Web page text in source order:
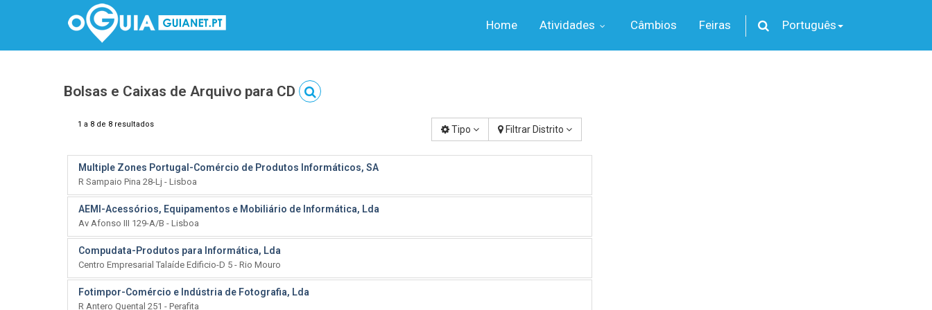
Home Atividades Câmbios Feiras Português
Bolsas e Caixas de Arquivo para CD
1 a 8 de 8 resultados Tipo Filtrar Distrito
Multiple Zones Portugal-Comércio de Produtos Informáticos, SA
R Sampaio Pina 28-Lj - Lisboa
AEMI-Acessórios, Equipamentos e Mobiliário de Informática, Lda
Av Afonso III 129-A/B - Lisboa
Compudata-Produtos para Informática, Lda
Centro Empresarial Talaíde Edificio-D 5 - Rio Mouro
Fotimpor-Comércio e Indústria de Fotografia, Lda
R Antero Quental 251 - Perafita